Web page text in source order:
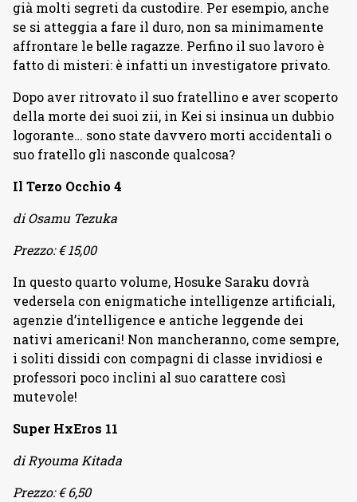
già molti segreti da custodire. Per esempio, anche
se si atteggia a fare il duro, non sa minimamente
affrontare le belle ragazze. Perfino il suo lavoro è
fatto di misteri: è infatti un investigatore privato.
Dopo aver ritrovato il suo fratellino e aver scoperto
della morte dei suoi zii, in Kei si insinua un dubbio
logorante… sono state davvero morti accidentali o
suo fratello gli nasconde qualcosa?
Il Terzo Occhio 4
di Osamu Tezuka
Prezzo: € 15,00
In questo quarto volume, Hosuke Saraku dovrà
vedersela con enigmatiche intelligenze artificiali,
agenzie d’intelligence e antiche leggende dei
nativi americani! Non mancheranno, come sempre,
i soliti dissidi con compagni di classe invidiosi e
professori poco inclini al suo carattere così
mutevole!
Super HxEros 11
di Ryouma Kitada
Prezzo: € 6,50